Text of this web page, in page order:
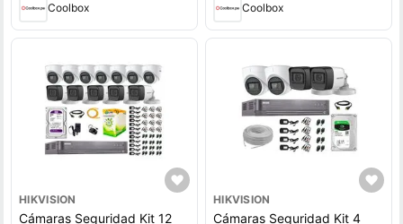
Coolbox Coolbox
HIKVISION
Cámaras Seguridad Kit 12
HIKVISION
Cámaras Seguridad Kit 4